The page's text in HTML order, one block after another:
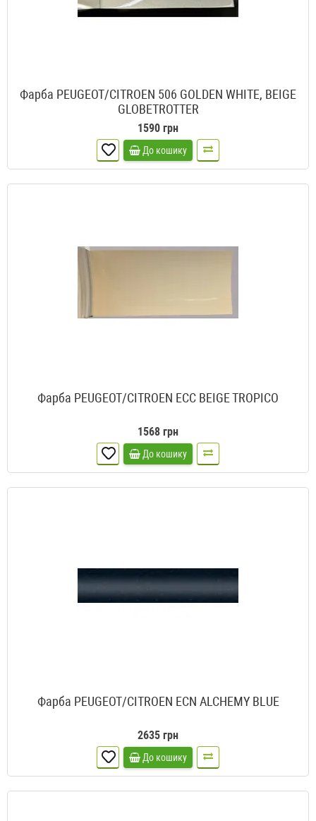
Фарба PEUGEOT/CITROEN 506 GOLDEN WHITE, BEIGE
GLOBETROTTER
1590 грн
До кошику
Фарба PEUGEOT/CITROEN ECC BEIGE TROPICO
1568 грн
До кошику
Фарба PEUGEOT/CITROEN ECN ALCHEMY BLUE
2635 грн
До кошику